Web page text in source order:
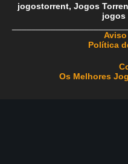
jogostorrent, Jogos
jogos
Aviso
Política
Os Melhores